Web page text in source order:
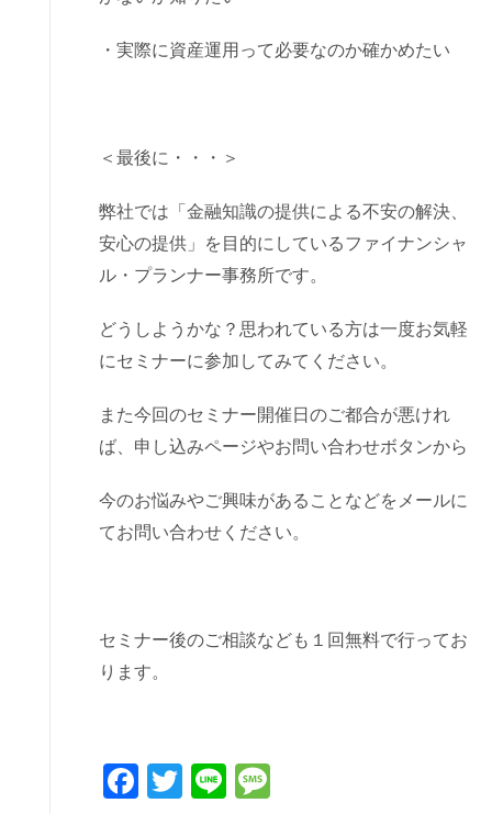
・実際に資産運用って必要なのか確かめたい
＜最後に・・・＞
弊社では「金融知識の提供による不安の解決、
安心の提供」を目的にしているファイナンシャ
ル・プランナー事務所です。
どうしようかな？思われている方は一度お気軽
にセミナーに参加してみてください。
また今回のセミナー開催日のご都合が悪けれ
ば、申し込みページやお問い合わせボタンから
今のお悩みやご興味があることなどをメールに
てお問い合わせください。
セミナー後のご相談なども１回無料で行ってお
ります。
Facebook
Twitter
Line